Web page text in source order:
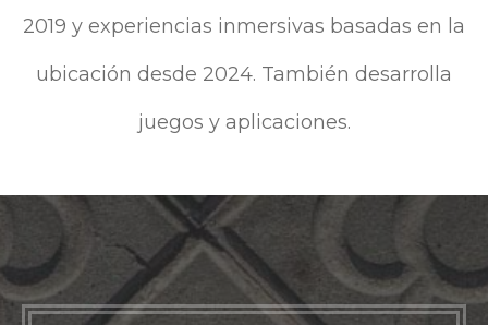
2019 y experiencias inmersivas basadas en la
ubicación desde 2024. También desarrolla
juegos y aplicaciones.